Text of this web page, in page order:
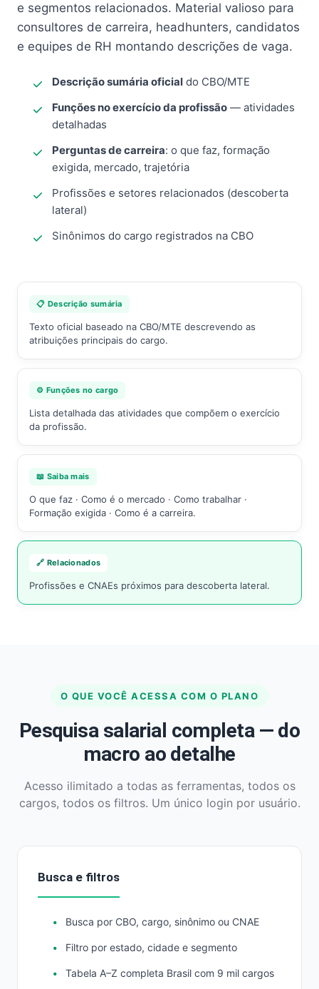
e segmentos relacionados. Material valioso para
consultores de carreira, headhunters, candidatos
e equipes de RH montando descrições de vaga.
Descrição sumária oficial do CBO/MTE
Funções no exercício da profissão — atividades
detalhadas
Perguntas de carreira: o que faz, formação
exigida, mercado, trajetória
Profissões e setores relacionados (descoberta
lateral)
Sinônimos do cargo registrados na CBO
📋 Descrição sumária
Texto oficial baseado na CBO/MTE descrevendo as
atribuições principais do cargo.
⚙️ Funções no cargo
Lista detalhada das atividades que compõem o exercício
da profissão.
📖 Saiba mais
O que faz · Como é o mercado · Como trabalhar ·
Formação exigida · Como é a carreira.
🔗 Relacionados
Profissões e CNAEs próximos para descoberta lateral.
O QUE VOCÊ ACESSA COM O PLANO
Pesquisa salarial completa — do
macro ao detalhe
Acesso ilimitado a todas as ferramentas, todos os
cargos, todos os filtros. Um único login por usuário.
Busca e filtros
Busca por CBO, cargo, sinônimo ou CNAE
Filtro por estado, cidade e segmento
Tabela A–Z completa Brasil com 9 mil cargos